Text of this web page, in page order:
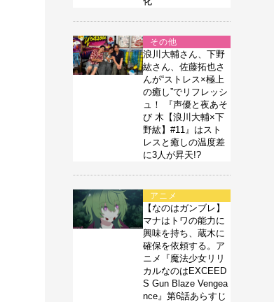
その他
浪川大輔さん、下野
紘さん、佐藤拓也さ
んが“ストレス×極上
の癒し”でリフレッシ
ュ！ 『声優と夜あそ
び 木【浪川大輔×下
野紘】#11』はスト
レスと癒しの温度差
に3人が昇天!?
アニメ
【なのはガンブレ】
マナはトワの能力に
興味を持ち、蔵木に
確保を依頼する。ア
ニメ『魔法少女リリ
カルなのはEXCEED
S Gun Blaze Vengea
nce』第6話あらすじ